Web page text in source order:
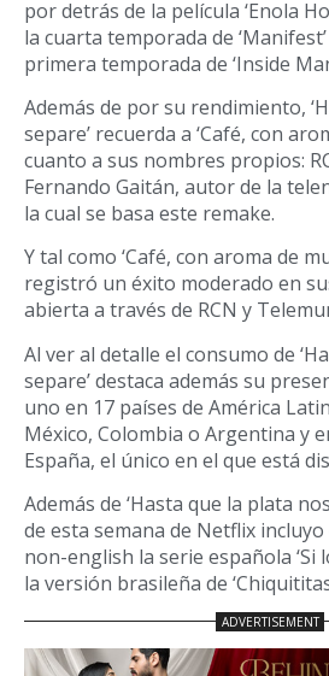
por detrás de la película ‘Enola
la cuarta temporada de
primera temporada de ‘Inside
Además de por su rendimiento,
separe’ recuerda a ‘Café, con
cuanto a sus nombres propios:
Fernando Gaitán, autor de la
la cual se basa este remake.
Y tal como ‘Café, con aroma de
registró un éxito moderado en
abierta a través de RCN y
Al ver al detalle el consumo de
separe’ destaca además su
uno en 17 países de América
México, Colombia o Argentina y
España, el único en el que está
Además de ‘Hasta que la plata
de esta semana de Netflix
non-english la serie española ‘Si
la versión brasileña de